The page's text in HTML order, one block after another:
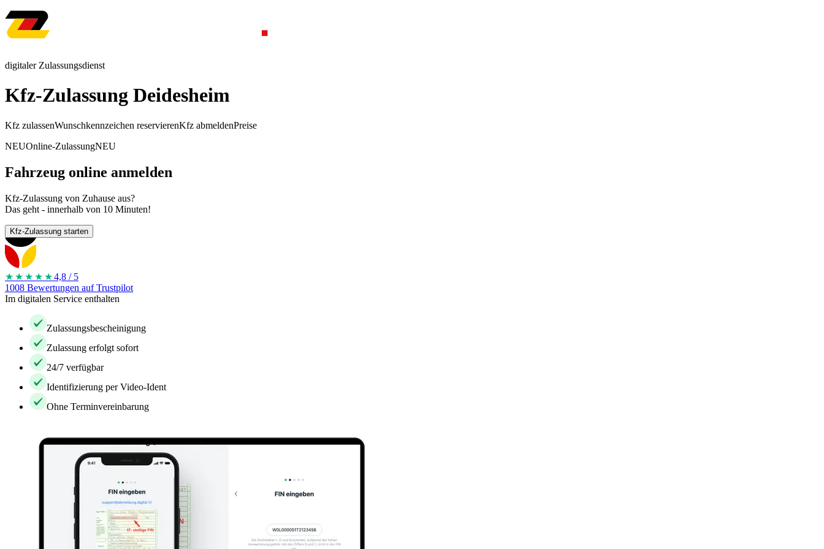
digitaler Zulassungsdienst
Kfz-Zulassung Deidesheim
Kfz zulassenWunschkennzeichen reservierenKfz abmeldenPreise
NEUOnline-ZulassungNEU
Fahrzeug online anmelden
Kfz-Zulassung von Zuhause aus?
Das geht - innerhalb von 10 Minuten!
Kfz-Zulassung starten
★★★★ ★4,8 / 5
1008 Bewertungen auf Trustpilot
Im digitalen Service enthalten
Zulassungsbescheinigung
Zulassung erfolgt sofort
24/7 verfügbar
Identifizierung per Video-Ident
Ohne Terminvereinbarung